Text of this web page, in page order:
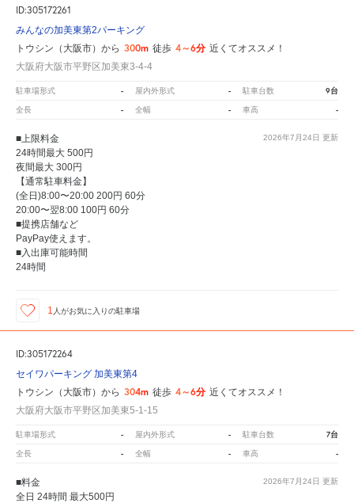
ID:305172261
みんなの加美東第2パーキング
トウシン（大阪市）から 300m 徒歩 4～6分 近くてオススメ！
大阪府大阪市平野区加美東3-4-4
駐車場形式 - 屋内外形式 - 駐車台数 9台
全長 - 全幅 - 車高 -
2026年7月24日 更新
■上限料金
24時間最大 500円
夜間最大 300円
【通常駐車料金】
(全日)8:00〜20:00 200円 60分
20:00〜翌8:00 100円 60分
■提携店舗など
PayPay使えます。
■入出庫可能時間
24時間
1 人がお気に入りの駐車場
ID:305172264
セイワパーキング 加美東第4
トウシン（大阪市）から 304m 徒歩 4～6分 近くてオススメ！
大阪府大阪市平野区加美東5-1-15
駐車場形式 - 屋内外形式 - 駐車台数 7台
全長 - 全幅 - 車高 -
2026年7月24日 更新
■料金
全日 24時間 最大500円